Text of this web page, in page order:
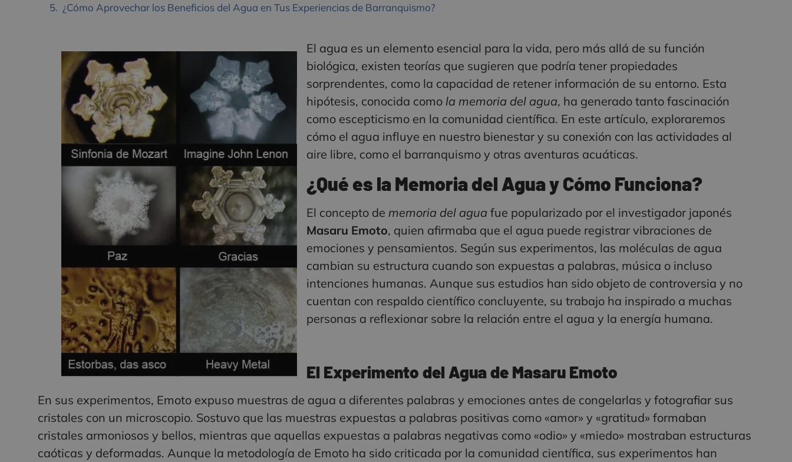
¿Cómo Aprovechar los Beneficios del Agua en Tus Experiencias de Barranquismo?
El agua es un elemento esencial para la vida, pero más allá de su función
biológica, existen teorías que sugieren que podría tener propiedades
sorprendentes, como la capacidad de retener información de su entorno. Esta
hipótesis, conocida como la memoria del agua, ha generado tanto fascinación
como escepticismo en la comunidad científica. En este artículo, exploraremos
cómo el agua influye en nuestro bienestar y su conexión con las actividades al
aire libre, como el barranquismo y otras aventuras acuáticas.
¿Qué es la Memoria del Agua y Cómo Funciona?
El concepto de memoria del agua fue popularizado por el investigador japonés
Masaru Emoto, quien afirmaba que el agua puede registrar vibraciones de
emociones y pensamientos. Según sus experimentos, las moléculas de agua
cambian su estructura cuando son expuestas a palabras, música o incluso
intenciones humanas. Aunque sus estudios han sido objeto de controversia y no
cuentan con respaldo científico concluyente, su trabajo ha inspirado a muchas
personas a reflexionar sobre la relación entre el agua y la energía humana.
El Experimento del Agua de Masaru Emoto
En sus experimentos, Emoto expuso muestras de agua a diferentes palabras y emociones antes de congelarlas y fotografiar sus
cristales con un microscopio. Sostuvo que las muestras expuestas a palabras positivas como «amor» y «gratitud» formaban
cristales armoniosos y bellos, mientras que aquellas expuestas a palabras negativas como «odio» y «miedo» mostraban estructuras
caóticas y deformadas. Aunque la metodología de Emoto ha sido criticada por la comunidad científica, sus experimentos han